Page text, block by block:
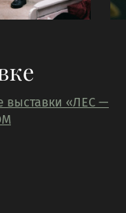
выставки «ЛЕС —